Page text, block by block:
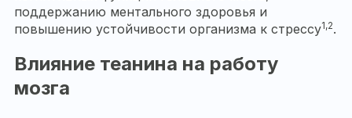
поддержанию ментального здоровья и
повышению устойчивости организма к стрессу1,2.
Влияние теанина на работу
мозга